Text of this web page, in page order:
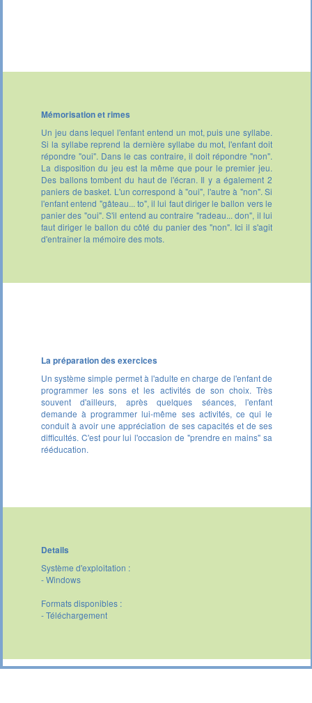
Mémorisation et rimes
Un jeu dans lequel l'enfant entend un mot, puis une syllabe.
Si la syllabe reprend la dernière syllabe du mot, l'enfant doit
répondre "oui". Dans le cas contraire, il doit répondre "non".
La disposition du jeu est la même que pour le premier jeu.
Des ballons tombent du haut de l'écran. Il y a également 2
paniers de basket. L'un correspond à "oui", l'autre à "non". Si
l'enfant entend "gâteau... to", il lui faut diriger le ballon vers le
panier des "oui". S'il entend au contraire "radeau... don", il lui
faut diriger le ballon du côté du panier des "non". Ici il s'agit
d'entraîner la mémoire des mots.
La préparation des exercices
Un système simple permet à l'adulte en charge de l'enfant de
programmer les sons et les activités de son choix. Très
souvent d'ailleurs, après quelques séances, l'enfant
demande à programmer lui-même ses activités, ce qui le
conduit à avoir une appréciation de ses capacités et de ses
difficultés. C'est pour lui l'occasion de "prendre en mains" sa
rééducation.
Details
Système d'exploitation :
- Windows
Formats disponibles :
- Téléchargement